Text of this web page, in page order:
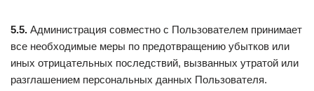
5.5. Администрация совместно с Пользователем принимает
все необходимые меры по предотвращению убытков или
иных отрицательных последствий, вызванных утратой или
разглашением персональных данных Пользователя.